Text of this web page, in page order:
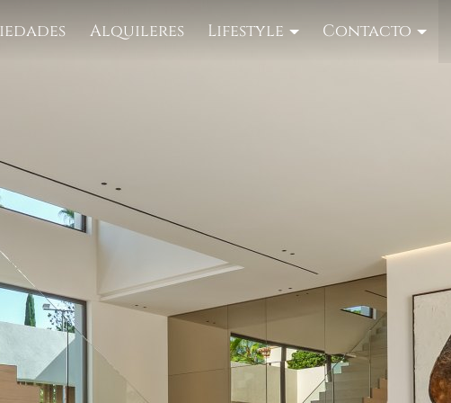
Alquileres Lifestyle Contacto